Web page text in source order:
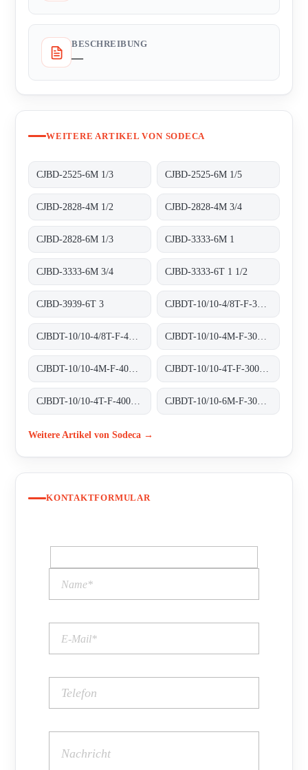
BESCHREIBUNG
—
WEITERE ARTIKEL VON SODECA
CJBD-2525-6M 1/3 CJBD-2525-6M 1/5
CJBD-2828-4M 1/2 CJBD-2828-4M 3/4
CJBD-2828-6M 1/3 CJBD-3333-6M 1
CJBD-3333-6M 3/4 CJBD-3333-6T 1 1/2
CJBD-3939-6T 3
Weitere Artikel von Sodeca →
KONTAKTFORMULAR